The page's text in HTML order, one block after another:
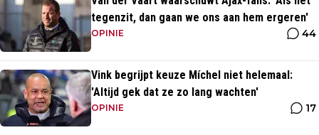
tegenzit, dan gaan we ons aan hem ergeren'
OPINIE 44
Vink begrijpt keuze Míchel niet helemaal:
'Altijd gek dat ze zo lang wachten'
OPINIE 17